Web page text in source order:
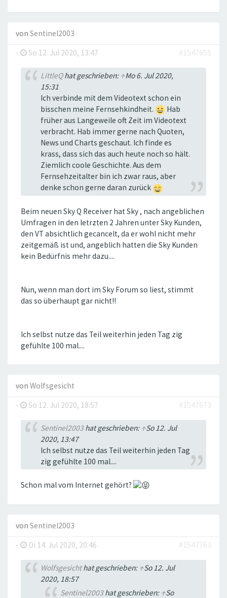
von Sentinel2003
-
So 12. Jul 2020, 13:47 #1547655
LittleQhat geschrieben: ↑Mo 6. Jul 2020,
15:31
Ich verbinde mit dem Videotext schon ein
bisschen meine Fernsehkindheit.
Hab
früher aus Langeweile oft Zeit im Videotext
verbracht. Hab immer gerne nach Quoten,
News und Charts geschaut. Ich finde es
krass, dass sich das auch heute noch so hält.
Ziemlich coole Geschichte. Aus dem
Fernsehzeitalter bin ich zwar raus, aber
denke schon gerne daran zurück
Beim neuen Sky Q Receiver hat Sky , nach angeblichen
Umfragen in den letrzten 2 Jahren unter Sky Kunden,
den VT absichtlich gecancelt, da er wohl nicht mehr
zeitgemäß ist und, angeblich hatten die Sky Kunden
kein Bedürfnis mehr dazu....
Nun, wenn man dort im Sky Forum so liest, stimmt
das so überhaupt gar nicht!!
Ich selbst nutze das Teil weiterhin jeden Tag zig
gefühlte 100 mal....
von Wolfsgesicht
-
So 12. Jul 2020, 18:57 #1547673
Sentinel2003hat geschrieben: ↑So 12. Jul
2020, 13:47
Ich selbst nutze das Teil weiterhin jeden Tag
zig gefühlte 100 mal....
Schon mal vom Internet gehört?
von Sentinel2003
-
Di 14. Jul 2020, 20:46 #1547763
Wolfsgesichthat geschrieben: ↑So 12. Jul
2020, 18:57
Sentinel2003hat geschrieben: ↑So